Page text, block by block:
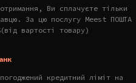
Ви сплачуєте тільки
За цю послугу Meest ПОШТА
вартості товару)
кредитний ліміт на